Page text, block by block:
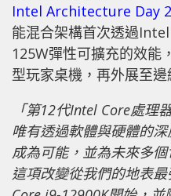
Intel Architecture Day
能混合架構首次透過
125W彈性可擴充的效能
型玩家桌機，再外展至邊
「第12代Intel Core處理
唯有透過軟體與硬體的
成為可能，並為未來多
這項改變從我們的地表